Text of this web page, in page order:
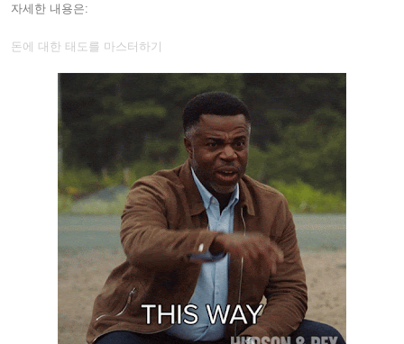
자세한 내용은:
돈에 대한 태도를 마스터하기